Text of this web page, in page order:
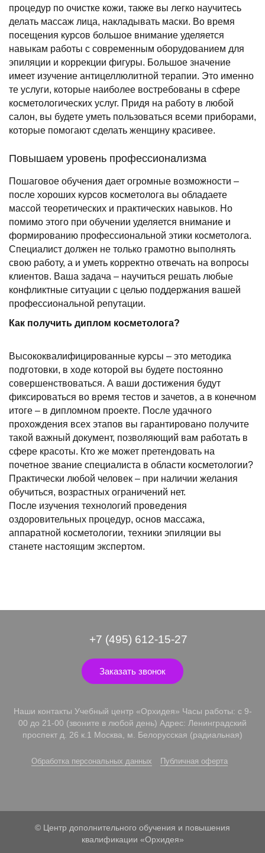
процедур по очистке кожи, также вы легко научитесь
делать массаж лица, накладывать маски. Во время
посещения курсов большое внимание уделяется
навыкам работы с современным оборудованием для
эпиляции и коррекции фигуры. Большое значение
имеет изучение антицеллюлитной терапии. Это именно
те услуги, которые наиболее востребованы в сфере
косметологических услуг. Придя на работу в любой
салон, вы будете уметь пользоваться всеми приборами,
которые помогают сделать женщину красивее.
Повышаем уровень профессионализма
Пошаговое обучения дает огромные возможности –
после хороших курсов косметолога вы обладаете
массой теоретических и практических навыков. Но
помимо этого при обучении уделяется внимание и
формированию профессиональной этики косметолога.
Специалист должен не только грамотно выполнять
свою работу, а и уметь корректно отвечать на вопросы
клиентов. Ваша задача – научиться решать любые
конфликтные ситуации с целью поддержания вашей
профессиональной репутации.
Как получить диплом косметолога?
Высококвалифицированные курсы – это методика
подготовки, в ходе которой вы будете постоянно
совершенствоваться. А ваши достижения будут
фиксироваться во время тестов и зачетов, а в конечном
итоге – в дипломном проекте. После удачного
прохождения всех этапов вы гарантировано получите
такой важный документ, позволяющий вам работать в
сфере красоты. Кто же может претендовать на
почетное звание специалиста в области косметологии?
Практически любой человек – при наличии желания
обучиться, возрастных ограничений нет.
После изучения технологий проведения
оздоровительных процедур, основ массажа,
аппаратной косметологии, техники эпиляции вы
станете настоящим экспертом.
+7 (495) 612-15-27
Заказать звонок
Наши контакты Учебный центр «Орхидея» Часы работы: с 9-
00 до 21-00 (звоните в любой день) Адрес: Ленинградский
проспект д. 26 к.1 Москва, м. Белорусская (радиальная)
Обработка персональных данных Публичная оферта
© Центр дополнительного обучения и повышения
квалификации «Орхидея»